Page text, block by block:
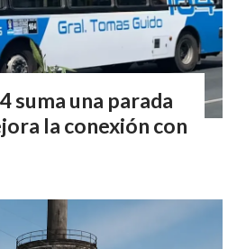
suma una parada
la conexión con